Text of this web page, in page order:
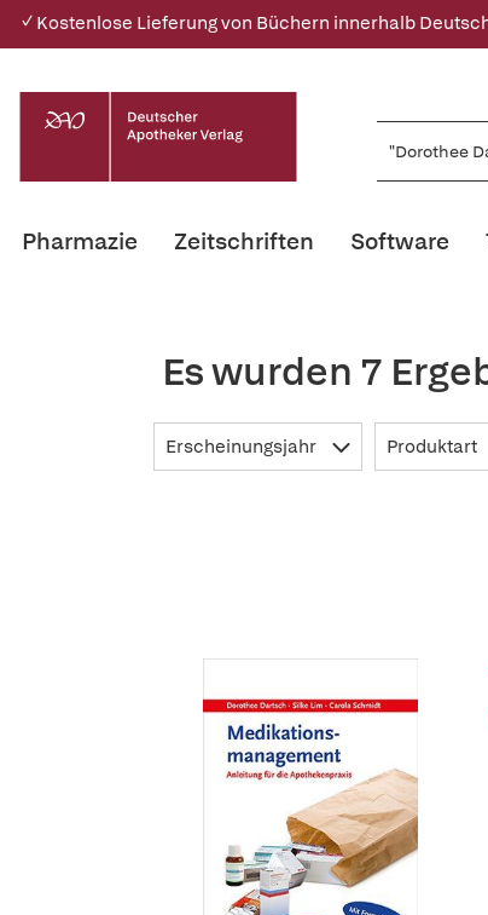
✓ Kostenlose Lieferung von Büchern innerhalb
Pharmazie Zeitschriften Software
Es wurden 7
Erscheinungsjahr Produktart